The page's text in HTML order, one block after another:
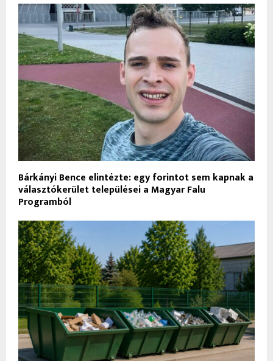
Bárkányi Bence elintézte: egy forintot sem kapnak a
választókerület települései a Magyar Falu
Programból